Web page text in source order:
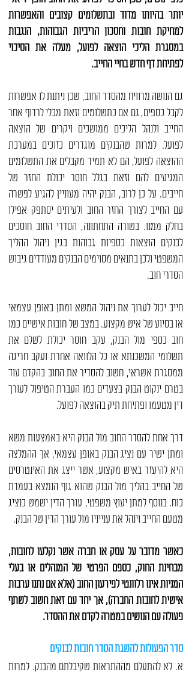
יותר בהיותו מדוד ובתשלומים קצובים והאפשרות
למחיקת חובותוחסכון הריביות הגבוהות, הנגבות
במסגרת הליכי הוצאה לפועל, מעלה את הסיכוי
לפתיחת דף חדש בחיי החייב.
גם הנושה מרוויח מהסדר החוב, שכן ניתנת לו אפשרות
לקבל כספים, גם אם כתשלומים וזאת מבלי לרדוף אחר
החייב ולנהל הליכים ממושכים ויקרים של הוצאה
לפועל. למרות שהבנקים מוגדרים כזוכים במערכת
ההוצאה לפועל, הם לא תמיד מקבלים את התשלומים
המגיעים להם וזאת בגללחוסר יכולת החזר של
חייבים. על כן לרוב, הבנק יהיה מעוניין להגיע לפשרה
עם החייב לצורך החזר החוב ולעיתים יסתפק אפילו
בחלק ממנו. בשורה התחתונה, הסדרי החוב חוסכים
לבנקים הוצאות כספיות גבוהות בגין ניהול ההליך
המשפטי ולכן בתנאים מסוימים הבנקים מעודדים גיבוש
הסדרי חוב.
חייב יכול לערוך את ניהול המשא ומתן באופן עצמאי
או בסיוע של איש מקצוע. במצב של חובות אישיים כמו
חוב כספי מול הבנק, עקב חוסר יכולת לשלם את
תשלומי המשכנתא או כל הלוואה אחרת ועקב חריגה
ממסגרת אשראי, חשוב להסדיר את החוב בהקדם עוד
בטרם ינקוט הבנק בצעדים כמו העברת הטיפול לעורך
דין מטעמו ופתיחת תיק בהוצאה לפועל.
דרך אחת להסדר החוב מול הבנק היא באמצעות משא
ומתן ישיר עם נציג הבנק באופן עצמאי, אך ההמלצה
היא להיעזר באיש מקצוע, אשר ייצג את האינטרסים
של החייב בהליך מול הבנק שהוא גוף הנמצא בעמדת
כוח. בנוסף למתן יעוץ משפטי, עורך הדין ישמש כנציג
מטעם החייב וינהל את ענייניו מול עורך הדין של הבנק.
כאשר מדובר על עסק או חברה אשרנקלעו לחובות,
מבחינת החוק, כספם הפרטי של המנהלים או בעלי
המניות אינו רלוונטי לפירעון החוב (אלא אם נתנו ערבות
אישית לחובות החברה), אך יחד עם זאת חשוב לשתף
פעולה עם הנושים במטרה לקדם את ההסדר.
סדר הפעולות להשגת הסדר חובות לבנקים
א. לא להתעלם מההתראות שקיבלתם מהבנק. למרות